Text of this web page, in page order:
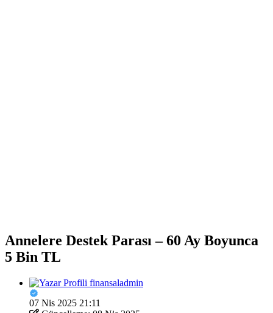
Annelere Destek Parası – 60 Ay Boyunca
5 Bin TL
finansaladmin
07 Nis 2025 21:11